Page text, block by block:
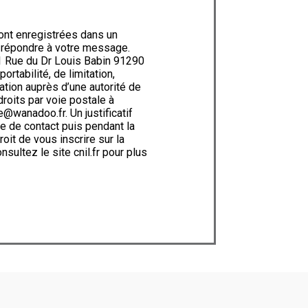
enregistrées dans un
à votre message.
du Dr Louis Babin 91290
de limitation,
auprès d’une autorité de
par voie postale à
Un justificatif
de contact puis pendant la
de vous inscrire sur la
le site cnil.fr pour plus